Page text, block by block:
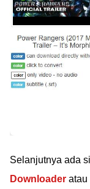
Selanjutnya ada
Downloader atau